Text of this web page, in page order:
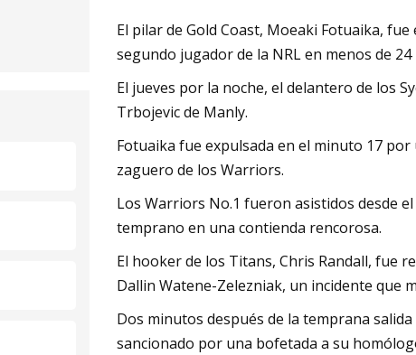
El pilar de Gold Coast, Moeaki Fotuaika,
segundo jugador de la NRL en menos de
El jueves por la noche, el delantero de los
Trbojevic de Manly.
Fotuaika fue expulsada en el minuto 17
zaguero de los Warriors.
Los Warriors No.1 fueron asistidos desde
temprano en una contienda rencorosa.
El hooker de los Titans, Chris Randall, fue
Dallin Watene-Zelezniak, un incidente que
Dos minutos después de la temprana
sancionado por una bofetada a su